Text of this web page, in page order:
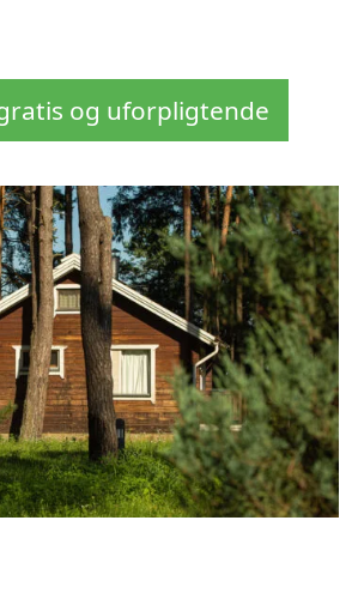
og uforpligtende